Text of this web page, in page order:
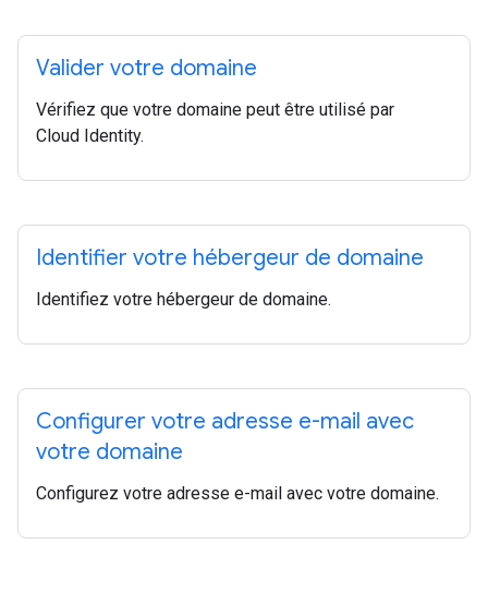
Valider votre domaine
Vérifiez que votre domaine peut être utilisé par
Cloud Identity.
Identifier votre hébergeur de domaine
Identifiez votre hébergeur de domaine.
Configurer votre adresse e-mail avec
votre domaine
Configurez votre adresse e-mail avec votre domaine.